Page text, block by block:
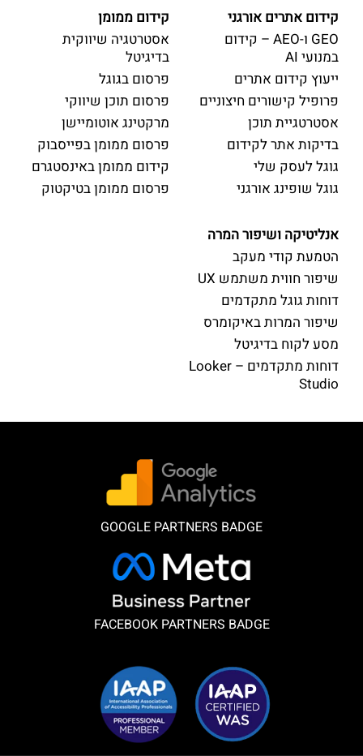
קידום אתרים אורגני
GEO ו-AEO – קידום
במנועי AI
ייעוץ קידום אתרים
פרופיל קישורים חיצוניים
אסטרטגיית תוכן
בדיקות אתר לקידום
גוגל לעסק שלי
גוגל שופינג אורגני
קידום ממומן
אסטרטגיה שיווקית
בדיגיטל
פרסום בגוגל
פרסום תוכן שיווקי
מרקטינג אוטומיישן
פרסום ממומן בפייסבוק
קידום ממומן באינסטגרם
פרסום ממומן בטיקטוק
אנליטיקה ושיפור המרה
הטמעת קודי מעקב
שיפור חווית משתמש UX
דוחות גוגל מתקדמים
שיפור המרות באיקומרס
מסע לקוח בדיגיטל
דוחות מתקדמים – Looker
Studio
GOOGLE PARTNERS BADGE
FACEBOOK PARTNERS BADGE